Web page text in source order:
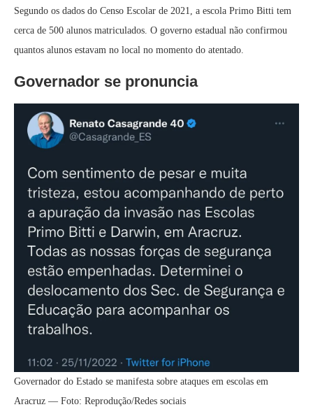
Segundo os dados do Censo Escolar de 2021, a escola Primo Bitti tem
cerca de 500 alunos matriculados. O governo estadual não confirmou
quantos alunos estavam no local no momento do atentado.
Governador se pronuncia
Governador do Estado se manifesta sobre ataques em escolas em
Aracruz — Foto: Reprodução/Redes sociais